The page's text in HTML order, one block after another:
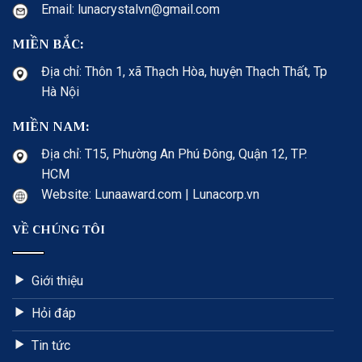
Email: lunacrystalvn@gmail.com
MIỀN BẮC:
Địa chỉ: Thôn 1, xã Thạch Hòa, huyện Thạch Thất, Tp
Hà Nội
MIỀN NAM:
Địa chỉ: T15, Phường An Phú Đông, Quận 12, TP.
HCM
Website: Lunaaward.com | Lunacorp.vn
VỀ CHÚNG TÔI
Giới thiệu
Hỏi đáp
Tin tức